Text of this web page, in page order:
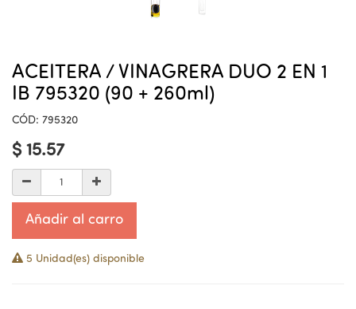
ACEITERA / VINAGRERA DUO 2 EN 1
IB 795320 (90 + 260ml)
CÓD: 795320
$ 15.57
Añadir al carro
5 Unidad(es) disponible